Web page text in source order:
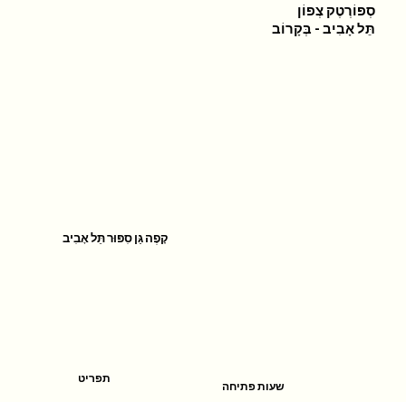
סְפּוֹרְטֶק צְפוֹן
תֵּל אָבִיב - בְּקָרוֹב
קָפֶה גַּן סִפּוּר תֵּל אָבִיב
תפריט
שעות פתיחה